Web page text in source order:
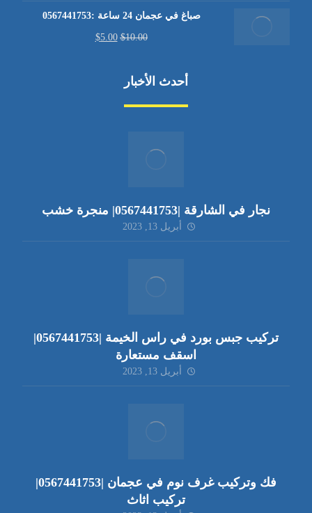
صباغ في عجمان 24 ساعة :0567441753
$10.00
$5.00
أحدث الأخبار
نجار في الشارقة |0567441753| منجرة خشب
أبريل 13, 2023
تركيب جبس بورد في راس الخيمة |0567441753|
اسقف مستعارة
أبريل 13, 2023
فك وتركيب غرف نوم في عجمان |0567441753|
تركيب اثاث